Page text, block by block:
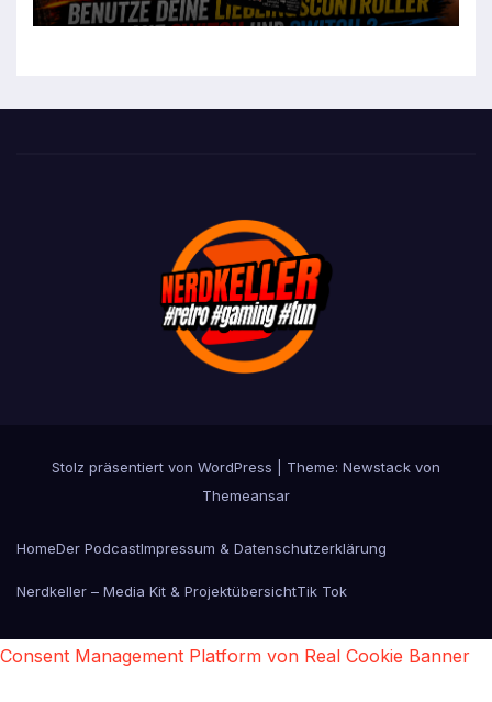
Stolz präsentiert von WordPress Theme: Newstack von
Themeansar
HomeDer PodcastImpressum & Datenschutzerklärung
Nerdkeller – Media Kit & ProjektübersichtTik Tok
Consent Management Platform von Real Cookie Banner